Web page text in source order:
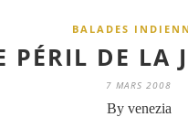
BALADES
PÉRIL DE LA
7 MARS 2008
By venezia